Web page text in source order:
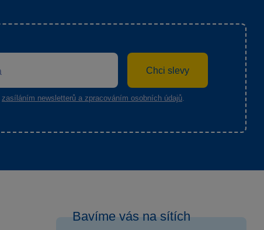
Chci slevy
zasíláním newsletterů a zpracováním osobních údajů
Bavíme vás na sítích